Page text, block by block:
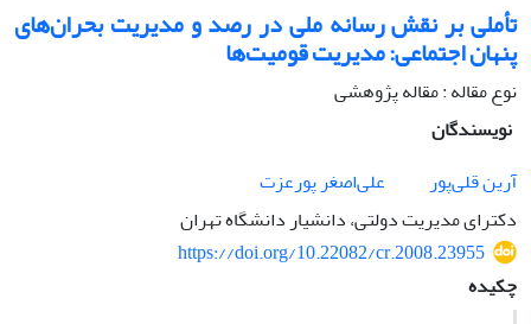
تأملی بر نقش رسانه ملی در رصد و مدیریت بحران‌های
پنهان اجتماعی: مدیریت قومیت‌ها
نوع مقاله : مقاله پژوهشی
نویسندگان
آرین قلی‌پور
علی‌اصغر پورعزت
دکترای مدیریت دولتی، دانشیار دانشگاه تهران
https://doi.org/10.22082/cr.2008.23955
چکیده